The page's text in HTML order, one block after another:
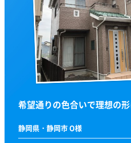
希望通りの色合いで理想の
静岡県・静岡市 O様